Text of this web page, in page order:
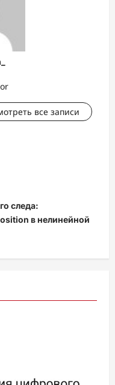
все записи
следа:
в нелинейной